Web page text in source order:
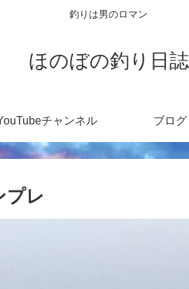
釣りは男のロマン
ほのぼの釣り日誌
チャンネル ブログ
レ